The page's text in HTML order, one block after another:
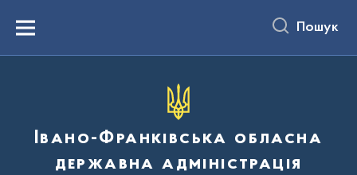
вмістуMenu Пошук
Івано-Франківська обласна
державна адміністрація